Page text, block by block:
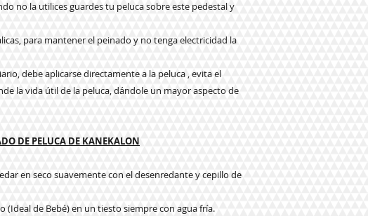
no la utilices guardes tu peluca sobre este pedestal y
para mantener el peinado y no tenga electricidad la
debe aplicarse directamente a la peluca , evita el
la vida útil de la peluca, dándole un mayor aspecto de
DE PELUCA DE KANEKALON
en seco suavemente con el desenredante y cepillo de
(Ideal de Bebé) en un tiesto siempre con agua fría.